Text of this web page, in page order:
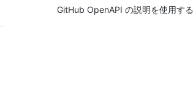
GitHub OpenAPI の説明を使用する